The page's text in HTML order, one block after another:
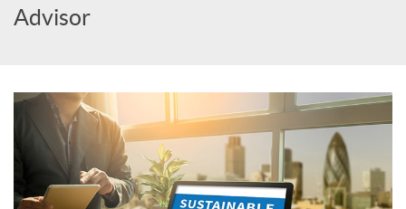
a
l
s
Advisor